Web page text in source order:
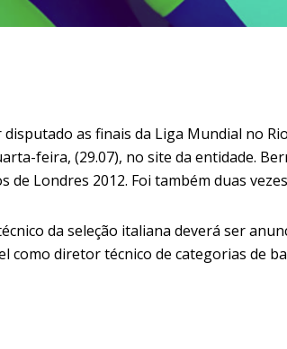
disputado as finais da Liga Mundial no
feira, (29.07), no site da entidade.
de Londres 2012. Foi também duas
da seleção italiana deverá ser
como diretor técnico de categorias de